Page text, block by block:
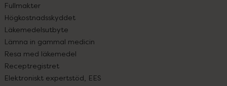
Fullmakter
Högkostnadsskyddet
Läkemedelsutbyte
Lämna in gammal medicin
Resa med läkemedel
Receptregistret
Elektroniskt expertstöd, EES